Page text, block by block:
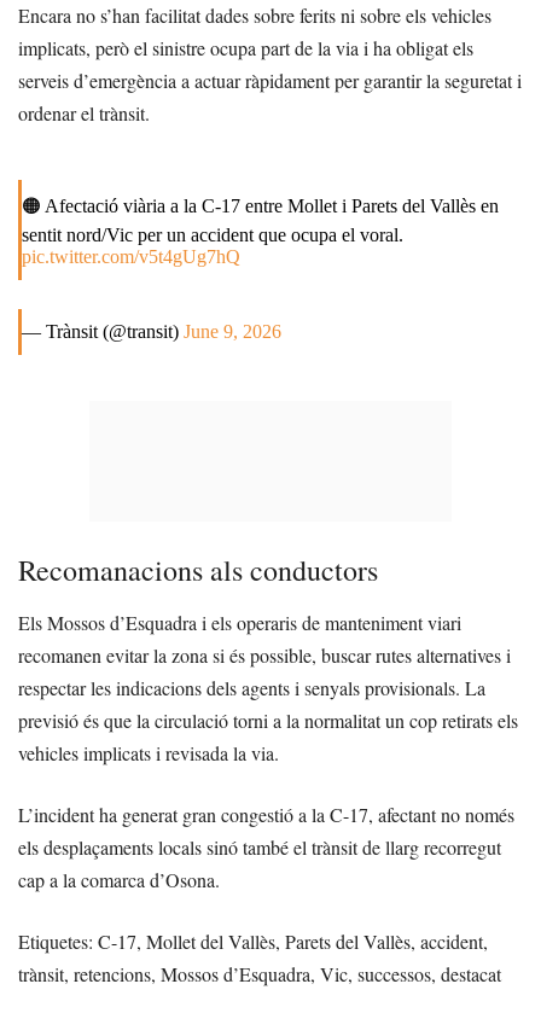
Encara no s’han facilitat dades sobre ferits ni sobre els vehicles
implicats, però el sinistre ocupa part de la via i ha obligat els
serveis d’emergència a actuar ràpidament per garantir la seguretat i
ordenar el trànsit.
🟠 Afectació viària a la C-17 entre Mollet i Parets del Vallès en
sentit nord/Vic per un accident que ocupa el voral.
pic.twitter.com/v5t4gUg7hQ
— Trànsit (@transit) June 9, 2026
Recomanacions als conductors
Els Mossos d’Esquadra i els operaris de manteniment viari
recomanen evitar la zona si és possible, buscar rutes alternatives i
respectar les indicacions dels agents i senyals provisionals. La
previsió és que la circulació torni a la normalitat un cop retirats els
vehicles implicats i revisada la via.
L’incident ha generat gran congestió a la C-17, afectant no només
els desplaçaments locals sinó també el trànsit de llarg recorregut
cap a la comarca d’Osona.
Etiquetes: C-17, Mollet del Vallès, Parets del Vallès, accident,
trànsit, retencions, Mossos d’Esquadra, Vic, successos, destacat